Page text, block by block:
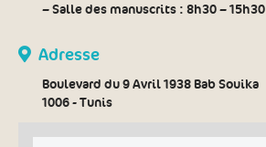
– Salle des manuscrits : 8h30 – 15h30
Adresse
Boulevard du 9 Avril 1938 Bab Souika
1006 - Tunis